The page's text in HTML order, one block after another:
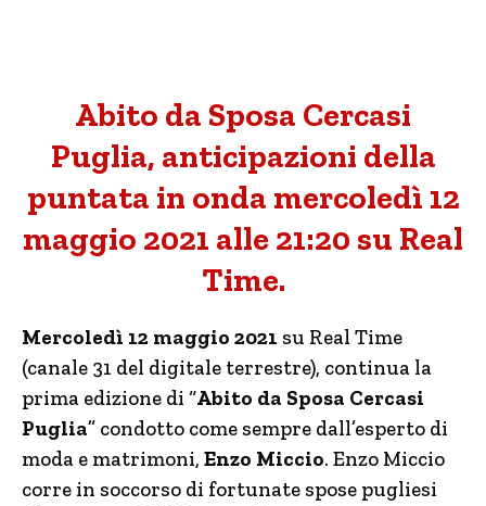
Abito da Sposa Cercasi
Puglia, anticipazioni della
puntata in onda mercoledì 12
maggio 2021 alle 21:20 su Real
Time.
Mercoledì 12 maggio 2021 su Real Time
(canale 31 del digitale terrestre), continua la
prima edizione di “Abito da Sposa Cercasi
Puglia” condotto come sempre dall’esperto di
moda e matrimoni, Enzo Miccio. Enzo Miccio
corre in soccorso di fortunate spose pugliesi